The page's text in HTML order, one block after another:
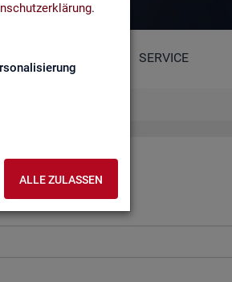
.
ALLE ZULASSEN
SERVICE